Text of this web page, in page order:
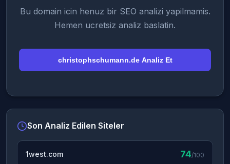
Bu domain icin henuz bir SEO analizi yapilmamis.
Hemen ucretsiz analiz baslatin.
christophschumann.de Analiz Et
Son Analiz Edilen Siteler
1west.com 74/100